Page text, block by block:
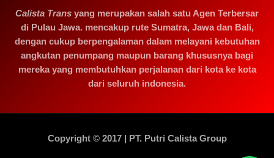
Calista Trans yang merupakan salah satu Agen Terbersar
di Pulau Jawa. mencakup rute Sumatra, Jawa dan Bali,
dengan cukup berpengalaman dalam melayani kebutuhan
angkutan penumpang maupun barang khususnya bagi
mereka yang membutuhkan perjalanan dari kota ke kota
dari seluruh indonesia.
Copyright © 2017 | PT. Putri Calista Group